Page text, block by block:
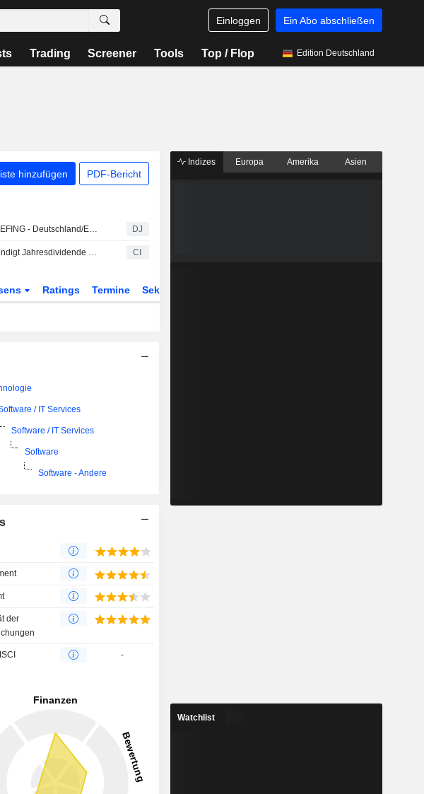
Einloggen Ein Abo abschließen
Trading Screener Tools Top / Flop Edition Deutschland
hinzufügen PDF-Bericht
MORNING BRIEFING - Deutschland/Europa DJ
Fabasoft AG kündigt Jahresdividende an, zahlbar am 17. Juli 2026 CI
Ratings Termine Sektor
/ IT Services
Software / IT Services
Software
Software - Andere
der
-
Indizes Europa Amerika Asien
Watchlist